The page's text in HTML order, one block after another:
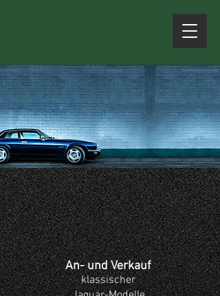
An- und Verkauf
klassischer